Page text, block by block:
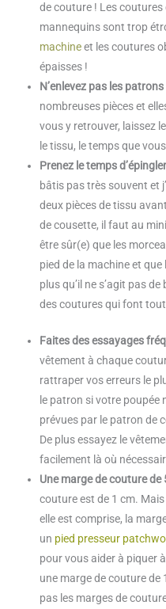
de couture ! Les
mannequins sont trop
machineet les coutures
épaisses !
N’enlevez pas les
nombreuses pièces et
vous y retrouver, laissez
le tissu, le temps que
Prenez le temps
bâtis pas très souvent et
deux pièces de tissu
de cousette, il faut au
être sûr(e) que les
pied de la machine et
plus qu’il ne s’agit pas
des coutures qui font
Faites des essayages
vêtement à chaque
rattraper vos erreurs le
le patron si votre poupée
prévues par le patron de
De plus essayez le
facilement là où
Une marge de couture de
couture est de 1 cm.
elle est comprise, la
un pied presseur
pour vous aider à piquer
une marge de couture de
pas les marges de